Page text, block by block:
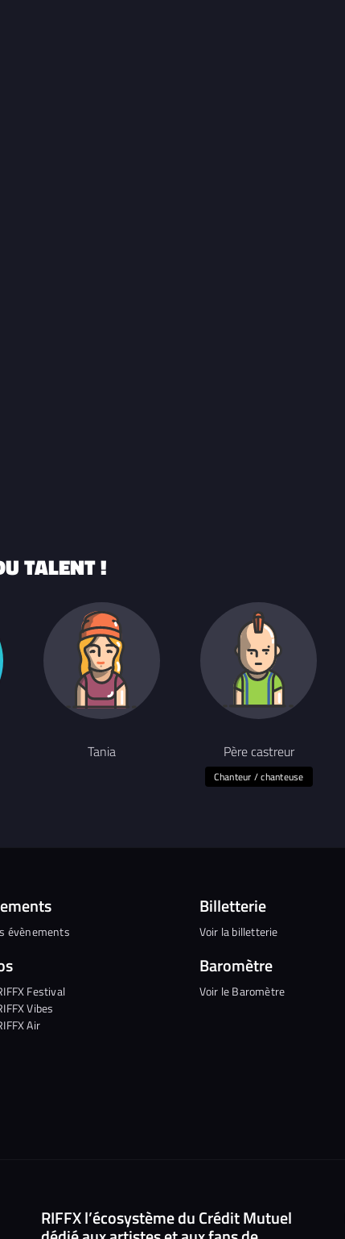
TALENT !
Tania
Chanteur / chanteuse
Père castreur
évènements
Festival
Vibes
Air
Billetterie
Voir la billetterie
Baromètre
Voir le Baromètre
RIFFX l’écosystème du Crédit Mutuel